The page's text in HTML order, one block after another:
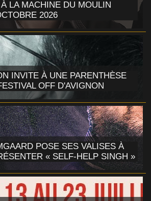
LA MACHINE DU MOULIN
2026
INVITE À UNE PARENTHÈSE
OFF D'AVIGNON
POSE SES VALISES À
« SELF-HELP SINGH »